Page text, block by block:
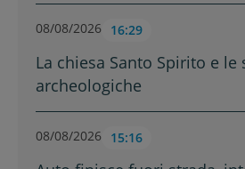
08/08/2026 16:29
La chiesa Santo Spirito e le
archeologiche
08/08/2026 15:16